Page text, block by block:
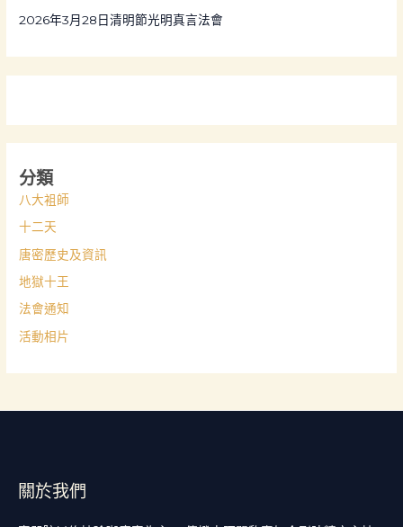
2026年3月28日清明節光明真言法會
分類
八大袓師
十二天
唐密歷史及資訊
地獄十王
法會通知
活動相片
關於我們